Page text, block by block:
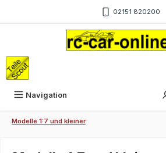
02151 820200
Navigation
Modelle 1:7 und kleiner